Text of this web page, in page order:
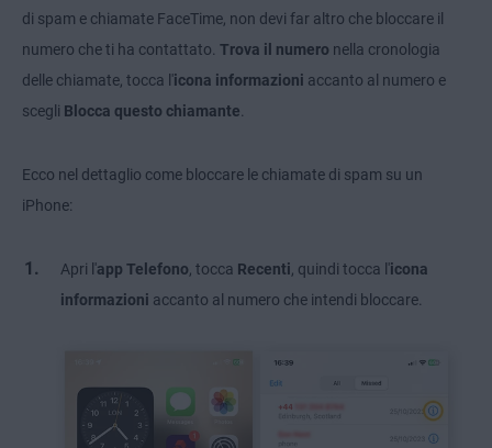
di spam e chiamate FaceTime, non devi far altro che bloccare il
numero che ti ha contattato. Trova il numero nella cronologia
delle chiamate, tocca l'icona informazioni accanto al numero e
scegli Blocca questo chiamante.
Ecco nel dettaglio come bloccare le chiamate di spam su un
iPhone:
Apri l'app Telefono, tocca Recenti, quindi tocca l'icona
informazioni accanto al numero che intendi bloccare.